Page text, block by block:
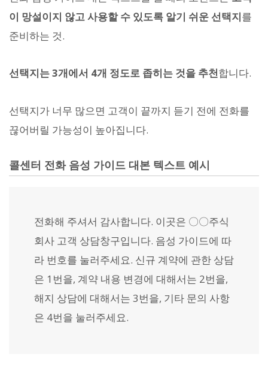
이 망설이지 않고 사용할 수 있도록 알기 쉬운 선택지를
준비하는 것.
선택지는 3개에서 4개 정도로 좁히는 것을 추천합니다.
선택지가 너무 많으면 고객이 끝까지 듣기 전에 전화를
끊어버릴 가능성이 높아집니다.
콜센터 전화 음성 가이드 대본 텍스트 예시
전화해 주셔서 감사합니다. 이곳은 〇〇주식
회사 고객 상담창구입니다. 음성 가이드에 따
라 번호를 눌러주세요. 신규 계약에 관한 상담
은 1번을, 계약 내용 변경에 대해서는 2번을,
해지 상담에 대해서는 3번을, 기타 문의 사항
은 4번을 눌러주세요.